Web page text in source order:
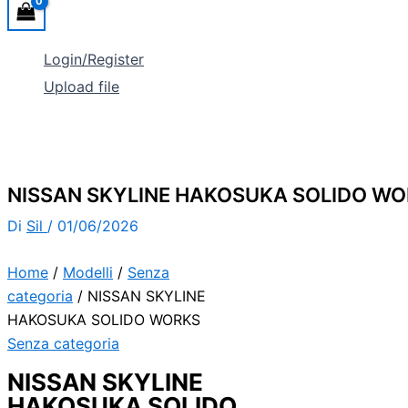
Login/Register
Upload file
NISSAN SKYLINE HAKOSUKA SOLIDO
Di Sil / 01/06/2026
Home / Modelli / Senza
categoria / NISSAN SKYLINE
HAKOSUKA SOLIDO WORKS
Senza categoria
NISSAN SKYLINE